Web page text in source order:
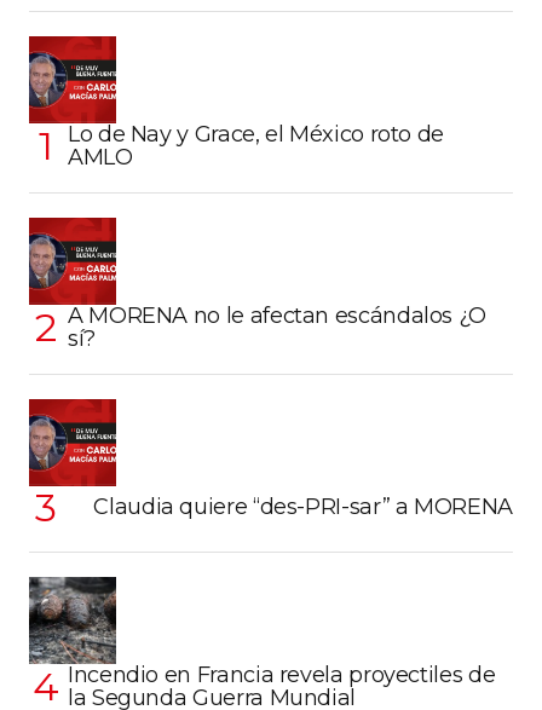
Lo de Nay y Grace, el México roto de
AMLO
A MORENA no le afectan escándalos ¿O
sí?
Claudia quiere “des-PRI-sar” a MORENA
Incendio en Francia revela proyectiles de
la Segunda Guerra Mundial